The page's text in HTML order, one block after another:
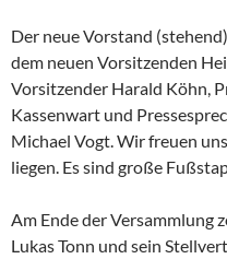
Der neue Vorstand
dem neuen Vorsitzenden
Vorsitzender Harald Köhn,
Kassenwart und
Michael Vogt. Wir freuen
liegen. Es sind große
Am Ende der Versammlung
Lukas Tonn und sein